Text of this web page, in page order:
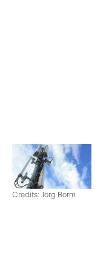
Credits: Jörg Borm